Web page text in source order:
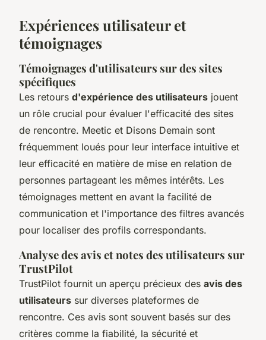
Expériences utilisateur et
témoignages
Témoignages d'utilisateurs sur des sites
spécifiques
Les retours d'expérience des utilisateurs jouent
un rôle crucial pour évaluer l'efficacité des sites
de rencontre. Meetic et Disons Demain sont
fréquemment loués pour leur interface intuitive et
leur efficacité en matière de mise en relation de
personnes partageant les mêmes intérêts. Les
témoignages mettent en avant la facilité de
communication et l'importance des filtres avancés
pour localiser des profils correspondants.
Analyse des avis et notes des utilisateurs sur
TrustPilot
TrustPilot fournit un aperçu précieux des avis des
utilisateurs sur diverses plateformes de
rencontre. Ces avis sont souvent basés sur des
critères comme la fiabilité, la sécurité et